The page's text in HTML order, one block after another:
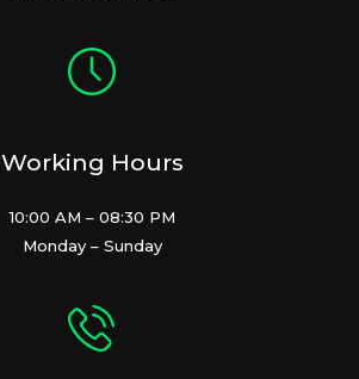
Working Hours
10:00 AM – 08:30 PM
Monday – Sunday